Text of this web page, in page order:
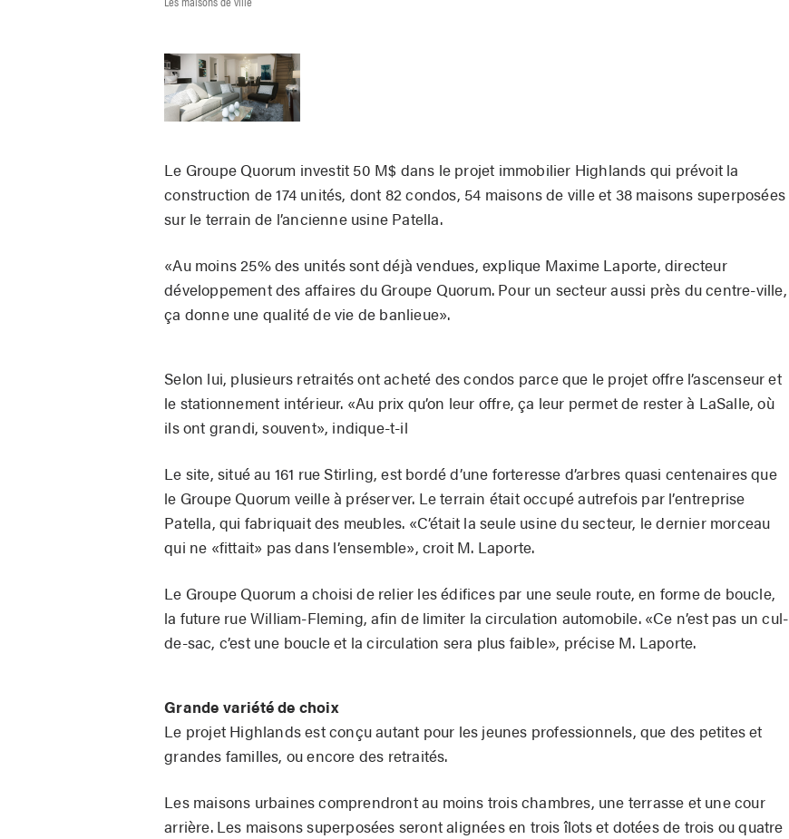
Le Groupe Quorum investit 50 M$ dans le projet immobilier Highlands qui prévoit la
construction de 174 unités, dont 82 condos, 54 maisons de ville et 38 maisons superposées
sur le terrain de l’ancienne usine Patella.
«Au moins 25% des unités sont déjà vendues, explique Maxime Laporte, directeur
développement des affaires du Groupe Quorum. Pour un secteur aussi près du centre-ville,
ça donne une qualité de vie de banlieue».
Selon lui, plusieurs retraités ont acheté des condos parce que le projet offre l’ascenseur et
le stationnement intérieur. «Au prix qu’on leur offre, ça leur permet de rester à LaSalle, où
ils ont grandi, souvent», indique-t-il
Le site, situé au 161 rue Stirling, est bordé d’une forteresse d’arbres quasi centenaires que
le Groupe Quorum veille à préserver. Le terrain était occupé autrefois par l’entreprise
Patella, qui fabriquait des meubles. «C’était la seule usine du secteur, le dernier morceau
qui ne «fittait» pas dans l’ensemble», croit M. Laporte.
Le Groupe Quorum a choisi de relier les édifices par une seule route, en forme de boucle,
la future rue William-Fleming, afin de limiter la circulation automobile. «Ce n’est pas un cul-
de-sac, c’est une boucle et la circulation sera plus faible», précise M. Laporte.
Grande variété de choix
Le projet Highlands est conçu autant pour les jeunes professionnels, que des petites et
grandes familles, ou encore des retraités.
Les maisons urbaines comprendront au moins trois chambres, une terrasse et une cour
arrière. Les maisons superposées seront alignées en trois îlots et dotées de trois ou quatre